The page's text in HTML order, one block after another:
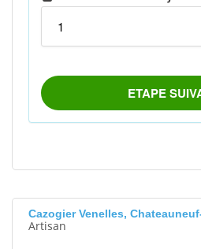
Cazogier Venelles,
Artisan